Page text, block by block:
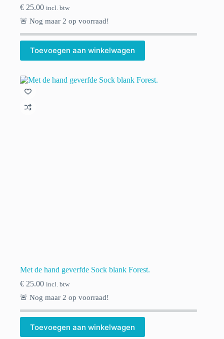
€ 25.00 incl. btw
🚨 Nog maar 2 op voorraad!
Toevoegen aan winkelwagen
Met de hand geverfde Sock blank Forest.
€ 25.00 incl. btw
🚨 Nog maar 2 op voorraad!
Toevoegen aan winkelwagen